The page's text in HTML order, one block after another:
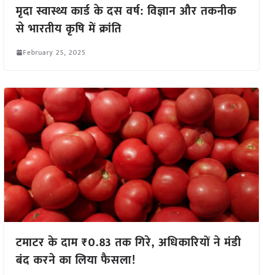
मृदा स्वास्थ्य कार्ड के दस वर्ष: विज्ञान और तकनीक
से भारतीय कृषि में क्रांति
February 25, 2025
टमाटर के दाम ₹0.83 तक गिरे, अधिकारियों ने मंडी
बंद करने का लिया फैसला!